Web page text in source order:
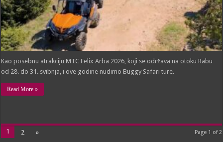
Kao posebnu atrakciju MTC Felix Arba 2026, koji se održava na otoku Rabu
od 28. do 31. svibnja, i ove godine nudimo Buggy Safari ture.
Read More »
Page 1 of 2
1 2 »